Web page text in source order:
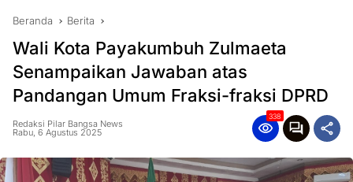
Beranda Berita
Wali Kota Payakumbuh Zulmaeta
Senampaikan Jawaban atas
Pandangan Umum Fraksi-fraksi DPRD
Redaksi Pilar Bangsa News
Rabu, 6 Agustus 2025
338